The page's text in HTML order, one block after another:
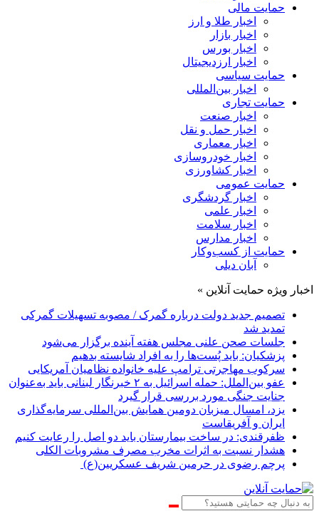
حمایت مالی
اخبار طلا و ارز
اخبار بازار
اخبار بورس
اخبار ارزدیجیتال
حمایت سیاسی
اخبار بین‌المللی
حمایت تجاری
اخبار صنعت
اخبار حمل و نقل
اخبار معماری
اخبار خودروسازی
اخبار کشاورزی
حمایت عمومی
اخبار گردشگری
اخبار علمی
اخبار سلامت
اخبار مدارس
حمایت از کسب‌وکار
آبان دیلی
اخبار ویژه حمایت آنلاین »
تصمیم جدید دولت درباره گمرک / مصوبه تسهیلات گمرکی
تمدید شد
جلسات صحن علنی مجلس هفته آینده برگزار می‌شود
پزشکیان: باید پُست‌ها را به افراد شایسته بدهیم
سرکوب مهاجرتی ترامپ علیه خانواده نظامیان آمریکایی
عفو بین‌الملل: حمله اسرائیل به ۲ خبرنگار لبنانی باید به‌عنوان
جنایت جنگی مورد بررسی قرار گیرد
یزد، امسال میزبان دومین همایش بین‌المللی سرمایه‌گذاری
ایران و آفریقاست
ظفرقندی: در ساخت بیمارستان باید دو اصل را رعایت کنیم
هشدار نسبت به اثرات مخرب مصرف مشروبات الکلی
پرچم رضوی در حرمین شریف عسکریین(ع)